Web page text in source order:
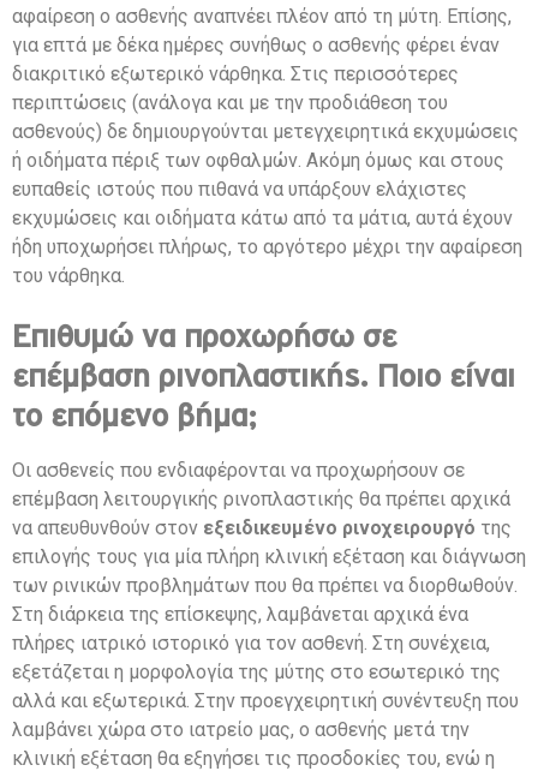
αφαίρεση ο ασθενής αναπνέει πλέον από τη μύτη. Επίσης,
για επτά με δέκα ημέρες συνήθως ο ασθενής φέρει έναν
διακριτικό εξωτερικό νάρθηκα. Στις περισσότερες
περιπτώσεις (ανάλογα και με την προδιάθεση του
ασθενούς) δε δημιουργούνται μετεγχειρητικά εκχυμώσεις
ή οιδήματα πέριξ των οφθαλμών. Ακόμη όμως και στους
ευπαθείς ιστούς που πιθανά να υπάρξουν ελάχιστες
εκχυμώσεις και οιδήματα κάτω από τα μάτια, αυτά έχουν
ήδη υποχωρήσει πλήρως, το αργότερο μέχρι την αφαίρεση
του νάρθηκα.
Επιθυμώ να προχωρήσω σε
επέμβαση ρινοπλαστικής. Ποιο είναι
το επόμενο βήμα;
Οι ασθενείς που ενδιαφέρονται να προχωρήσουν σε
επέμβαση λειτουργικής ρινοπλαστικής θα πρέπει αρχικά
να απευθυνθούν στον εξειδικευμένο ρινοχειρουργό της
επιλογής τους για μία πλήρη κλινική εξέταση και διάγνωση
των ρινικών προβλημάτων που θα πρέπει να διορθωθούν.
Στη διάρκεια της επίσκεψης, λαμβάνεται αρχικά ένα
πλήρες ιατρικό ιστορικό για τον ασθενή. Στη συνέχεια,
εξετάζεται η μορφολογία της μύτης στο εσωτερικό της
αλλά και εξωτερικά. Στην προεγχειρητική συνέντευξη που
λαμβάνει χώρα στο ιατρείο μας, ο ασθενής μετά την
κλινική εξέταση θα εξηγήσει τις προσδοκίες του, ενώ η